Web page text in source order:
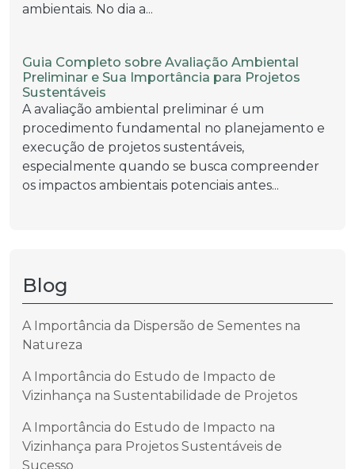
ambientais. No dia a...
Guia Completo sobre Avaliação Ambiental
Preliminar e Sua Importância para Projetos
Sustentáveis
A avaliação ambiental preliminar é um
procedimento fundamental no planejamento e
execução de projetos sustentáveis,
especialmente quando se busca compreender
os impactos ambientais potenciais antes...
Blog
A Importância da Dispersão de Sementes na
Natureza
A Importância do Estudo de Impacto de
Vizinhança na Sustentabilidade de Projetos
A Importância do Estudo de Impacto na
Vizinhança para Projetos Sustentáveis de
Sucesso